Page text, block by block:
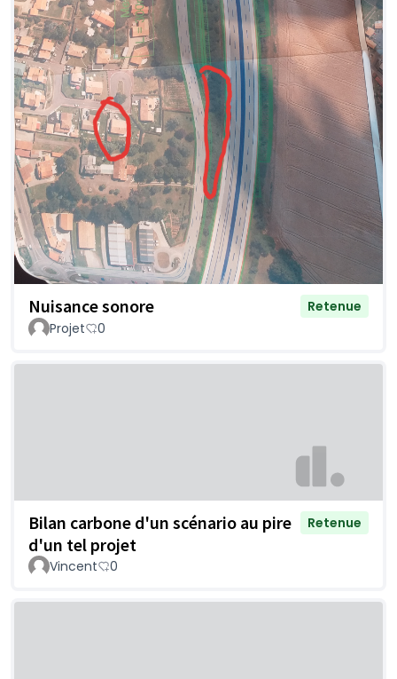
Nuisance sonore
Retenue
Projet
0
Bilan carbone d'un scénario au pire
d'un tel projet
Retenue
Vincent 0